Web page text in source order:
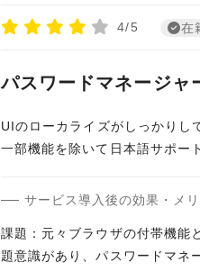
4/5 在
パスワードマネージャ
UIのローカライズがしっかりし
一部機能を除いて日本語サポー
サービス導入後の効果・メ
課題：元々ブラウザの付帯機能
題意識があり、パスワードマ